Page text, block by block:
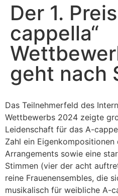
Der 1.
cappella“
geht nach
Das Teilnehmerfeld des
Wettbewerbs 2024 zeigte
Leidenschaft für das A-
Zahl ein
Arrangements sowie eine
Stimmen (vier der acht
reine Frauenensembles, die
musikalisch für weibliche A-